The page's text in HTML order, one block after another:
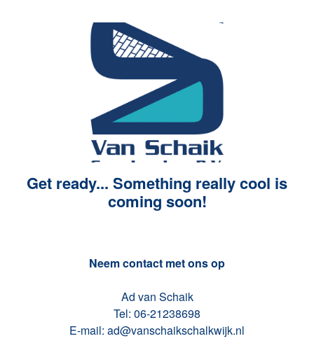
Get ready... Something really cool is
coming soon!
Neem contact met ons op
Ad van Schaik
Tel: 06-21238698
E-mail: ad@vanschaikschalkwijk.nl